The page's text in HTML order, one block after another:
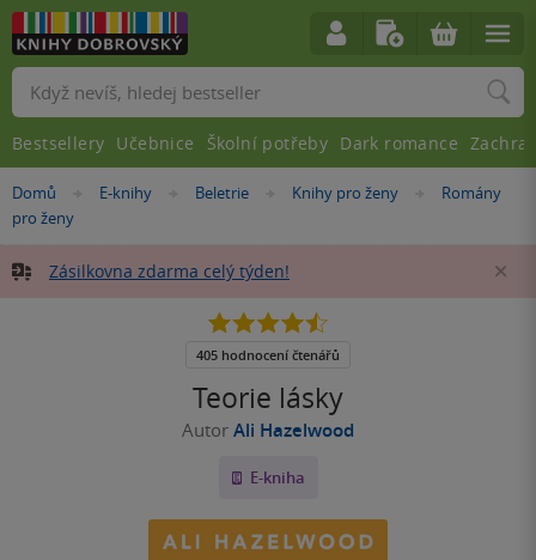
Nacházíte
se
Domů »
E-knihy »
Beletrie »
Knihy pro ženy »
Romány
pro ženy
Zásilkovna zdarma celý týden!
Teorie lásky
Autor Ali Hazelwood
E-kniha
4.5
5
405 hodnocení čtenářů
Vyhledávání
Bestsellery Učebnice Školní potřeby Dark romance